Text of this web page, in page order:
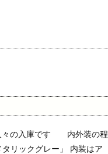
々の入庫です 内外装の程
リックグレー」 内装はア